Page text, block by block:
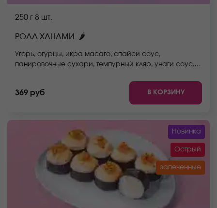
250 г 8 шт.
РОЛЛ ХАНАМИ 🌶
Угорь, огурцы, икра масаго, спайси соус,
панировочные сухари, темпурный кляр, унаги соус,
соевый соус. Они не входят в стоимость заказа.
*Внешний вид блюда может отличаться от фото на
369 руб В КОРЗИНУ
Новинка
Острый
запеченные